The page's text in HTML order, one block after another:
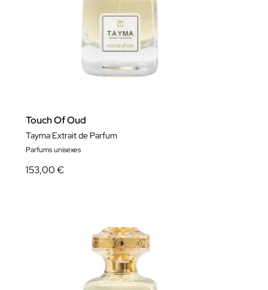
Touch Of Oud
Tayma Extrait de Parfum
Parfums unisexes
153,00 €